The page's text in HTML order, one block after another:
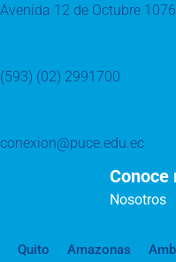
Avenida 12 de Octubre
(593) (02) 2991700
conexion@puce.edu.ec
Conoce
Nosotros
Quito Amazonas